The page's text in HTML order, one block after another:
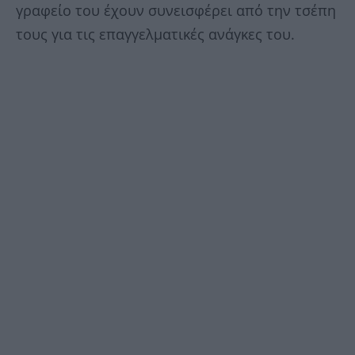
γραφείο του έχουν συνεισφέρει από την τσέπη
τους για τις επαγγελματικές ανάγκες του.